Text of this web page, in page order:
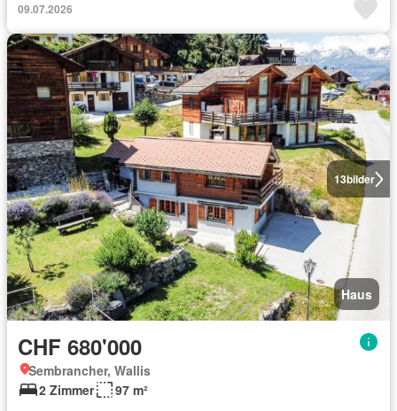
09.07.2026
13bilder
Haus
CHF 680'000
Sembrancher, Wallis
2 Zimmer
97 m²